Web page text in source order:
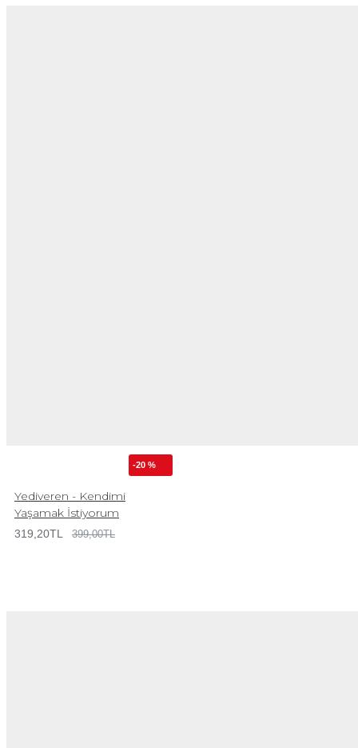
-20 %
Yediveren - Kendimi
Yaşamak İstiyorum
319,20TL 399,00TL